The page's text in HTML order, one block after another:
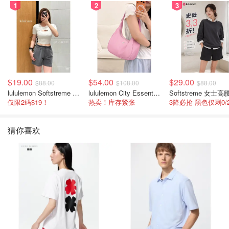
1
$19.00 $88.00
lululemon Softstreme 女士高腰短裤 10cm
仅限2码$19！
2
$54.00 $108.00
lululemon City Essentials 肩背包 4L
热卖！库存紧张
3
$29.00 $88.00
猜你喜欢